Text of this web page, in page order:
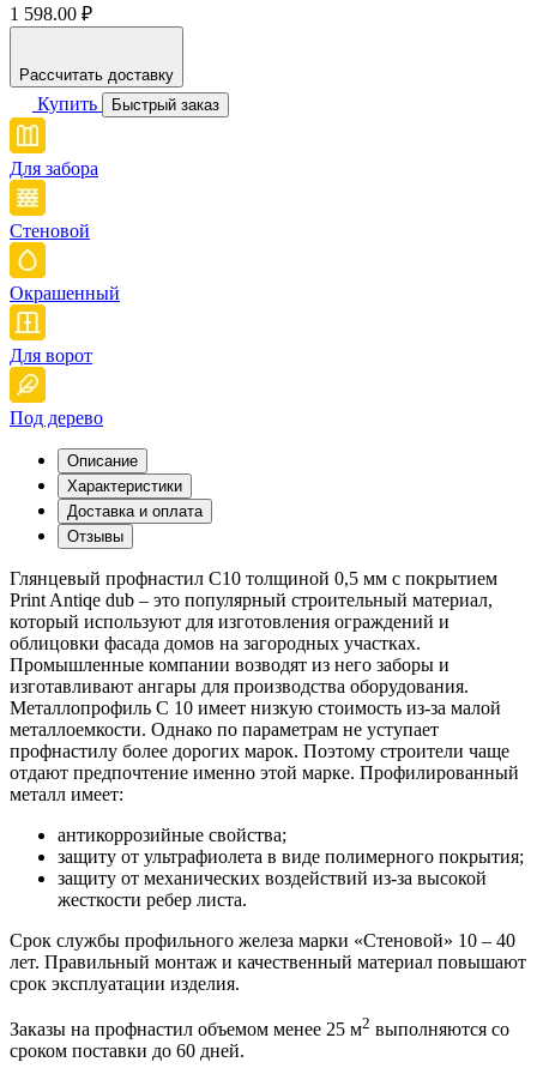
1 598.00 ₽
Рассчитать доставку
Купить Быстрый заказ
Для забора
Стеновой
Окрашенный
Для ворот
Под дерево
Описание
Характеристики
Доставка и оплата
Отзывы
Глянцевый профнастил C10 толщиной 0,5 мм с покрытием
Print Antiqe dub – это популярный строительный материал,
который используют для изготовления ограждений и
облицовки фасада домов на загородных участках.
Промышленные компании возводят из него заборы и
изготавливают ангары для производства оборудования.
Металлопрофиль С 10 имеет низкую стоимость из-за малой
металлоемкости. Однако по параметрам не уступает
профнастилу более дорогих марок. Поэтому строители чаще
отдают предпочтение именно этой марке. Профилированный
металл имеет:
антикоррозийные свойства;
защиту от ультрафиолета в виде полимерного покрытия;
защиту от механических воздействий из-за высокой
жесткости ребер листа.
Срок службы профильного железа марки «Стеновой» 10 – 40
лет. Правильный монтаж и качественный материал повышают
срок эксплуатации изделия.
Заказы на профнастил объемом менее 25 м2 выполняются со
сроком поставки до 60 дней.